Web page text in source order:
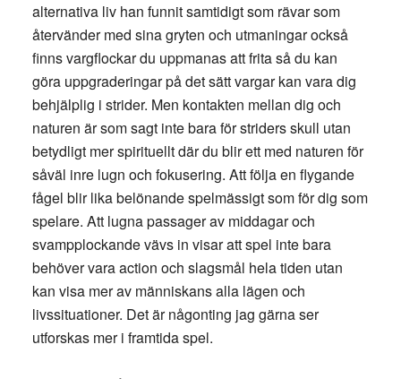
alternativa liv han funnit samtidigt som rävar som
återvänder med sina gryten och utmaningar också
finns vargflockar du uppmanas att frita så du kan
göra uppgraderingar på det sätt vargar kan vara dig
behjälplig i strider. Men kontakten mellan dig och
naturen är som sagt inte bara för striders skull utan
betydligt mer spirituellt där du blir ett med naturen för
såväl inre lugn och fokusering. Att följa en flygande
fågel blir lika belönande spelmässigt som för dig som
spelare. Att lugna passager av middagar och
svampplockande vävs in visar att spel inte bara
behöver vara action och slagsmål hela tiden utan
kan visa mer av människans alla lägen och
livssituationer. Det är någonting jag gärna ser
utforskas mer i framtida spel.